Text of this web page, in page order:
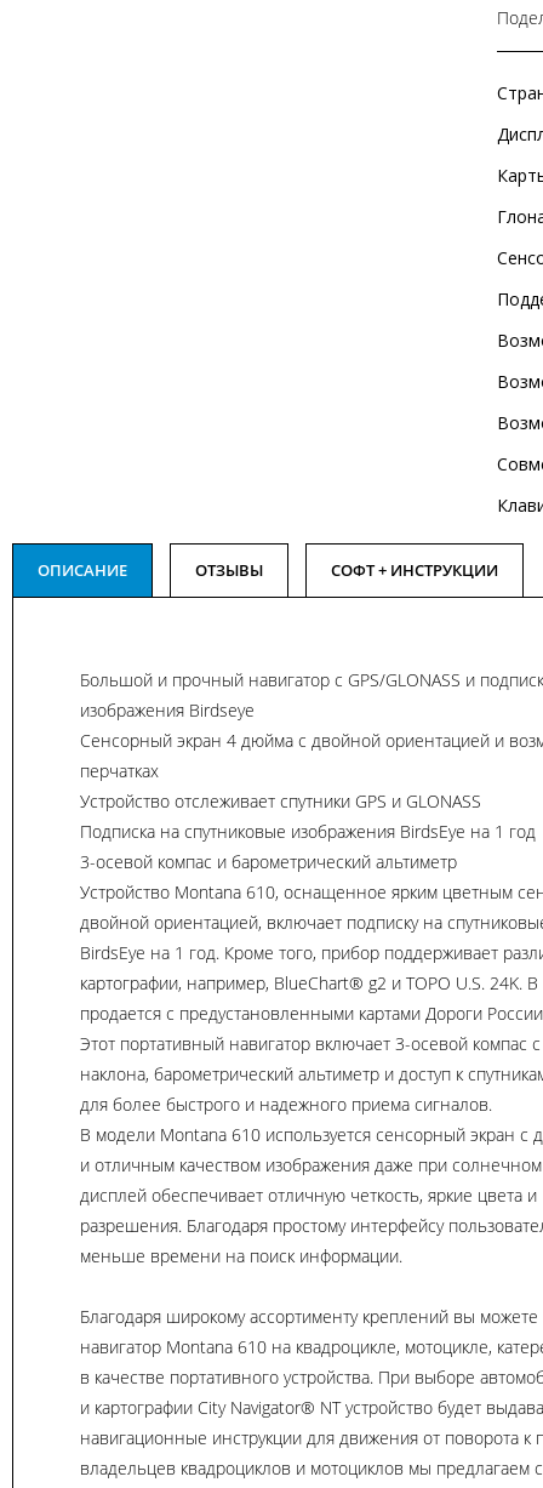
ОПИСАНИЕ ОТЗЫВЫ СОФТ + ИНСТРУКЦИИ
Большой и прочный навигатор с GPS/GLONASS и
изображения Birdseye
Сенсорный экран 4 дюйма с двойной ориентацией и
перчатках
Устройство отслеживает спутники GPS и GLONASS
Подписка на спутниковые изображения BirdsEye на 1 год
3-осевой компас и барометрический альтиметр
Устройство Montana 610, оснащенное ярким цветным
двойной ориентацией, включает подписку на
BirdsEye на 1 год. Кроме того, прибор поддерживает
картографии, например, BlueChart® g2 и TOPO U.S. 24K.
продается с предустановленными картами Дороги
Этот портативный навигатор включает 3-осевой компас
наклона, барометрический альтиметр и доступ к
для более быстрого и надежного приема сигналов.
В модели Montana 610 используется сенсорный экран с
и отличным качеством изображения даже при солнечном
дисплей обеспечивает отличную четкость, яркие цвета
разрешения. Благодаря простому интерфейсу
меньше времени на поиск информации.
Благодаря широкому ассортименту креплений вы можете
навигатор Montana 610 на квадроцикле, мотоцикле,
в качестве портативного устройства. При выборе
и картографии City Navigator® NT устройство будет
навигационные инструкции для движения от поворота к
владельцев квадроциклов и мотоциклов мы предлагаем